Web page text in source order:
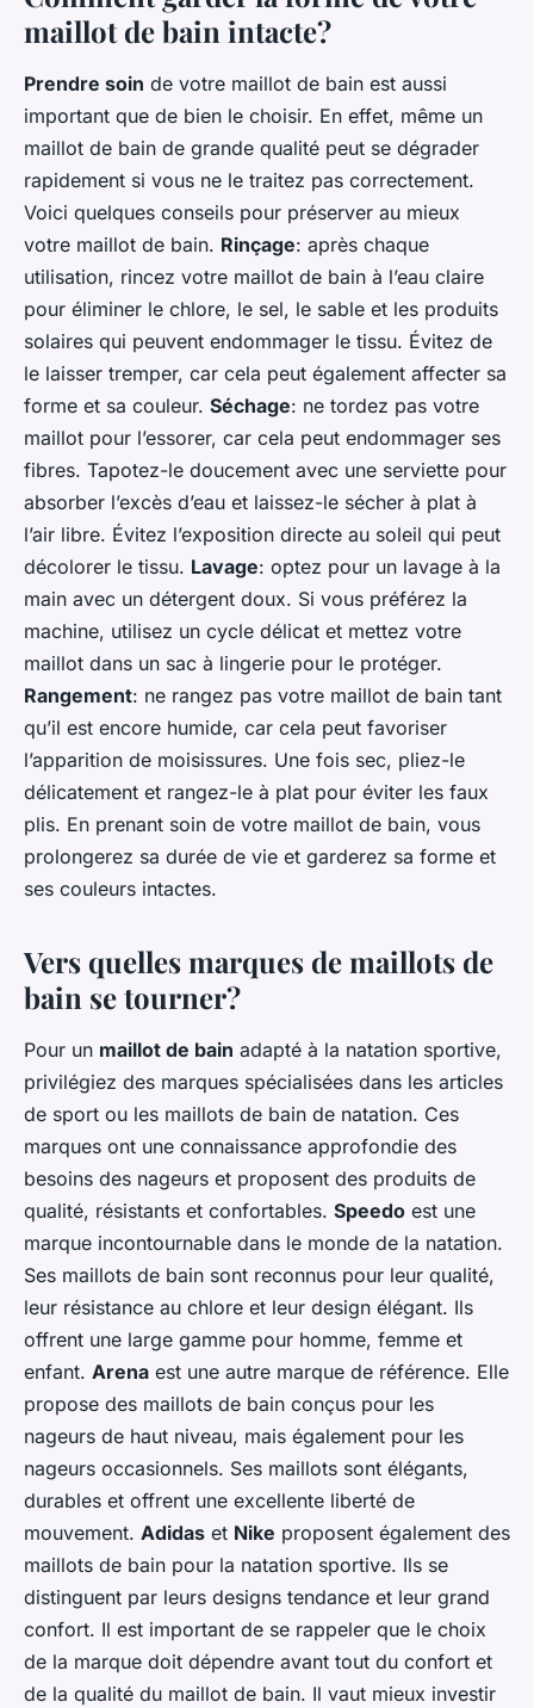
maillot de bain intacte?
Prendre soin de votre maillot de bain est aussi
important que de bien le choisir. En effet, même un
maillot de bain de grande qualité peut se dégrader
rapidement si vous ne le traitez pas correctement.
Voici quelques conseils pour préserver au mieux
votre maillot de bain. Rinçage: après chaque
utilisation, rincez votre maillot de bain à l’eau claire
pour éliminer le chlore, le sel, le sable et les produits
solaires qui peuvent endommager le tissu. Évitez de
le laisser tremper, car cela peut également affecter sa
forme et sa couleur. Séchage: ne tordez pas votre
maillot pour l’essorer, car cela peut endommager ses
fibres. Tapotez-le doucement avec une serviette pour
absorber l’excès d’eau et laissez-le sécher à plat à
l’air libre. Évitez l’exposition directe au soleil qui peut
décolorer le tissu. Lavage: optez pour un lavage à la
main avec un détergent doux. Si vous préférez la
machine, utilisez un cycle délicat et mettez votre
maillot dans un sac à lingerie pour le protéger.
Rangement: ne rangez pas votre maillot de bain tant
qu’il est encore humide, car cela peut favoriser
l’apparition de moisissures. Une fois sec, pliez-le
délicatement et rangez-le à plat pour éviter les faux
plis. En prenant soin de votre maillot de bain, vous
prolongerez sa durée de vie et garderez sa forme et
ses couleurs intactes.
Vers quelles marques de maillots de
bain se tourner?
Pour un maillot de bain adapté à la natation sportive,
privilégiez des marques spécialisées dans les articles
de sport ou les maillots de bain de natation. Ces
marques ont une connaissance approfondie des
besoins des nageurs et proposent des produits de
qualité, résistants et confortables. Speedo est une
marque incontournable dans le monde de la natation.
Ses maillots de bain sont reconnus pour leur qualité,
leur résistance au chlore et leur design élégant. Ils
offrent une large gamme pour homme, femme et
enfant. Arena est une autre marque de référence. Elle
propose des maillots de bain conçus pour les
nageurs de haut niveau, mais également pour les
nageurs occasionnels. Ses maillots sont élégants,
durables et offrent une excellente liberté de
mouvement. Adidas et Nike proposent également des
maillots de bain pour la natation sportive. Ils se
distinguent par leurs designs tendance et leur grand
confort. Il est important de se rappeler que le choix
de la marque doit dépendre avant tout du confort et
de la qualité du maillot de bain. Il vaut mieux investir